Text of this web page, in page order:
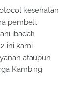
kesehatan
pembeli.
ibadah
ini kami
ataupun
Kambing